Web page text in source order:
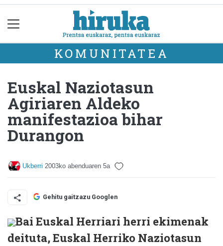
KOMUNITATEA
Euskal Naziotasun
Agiriaren Aldeko
manifestazioa bihar
Durangon
Ukberri 2003ko abenduaren 5a
Gehitu gaitzazu Googlen
Bai Euskal Herriari herri ekimenak
deituta, Euskal Herriko Naziotasun